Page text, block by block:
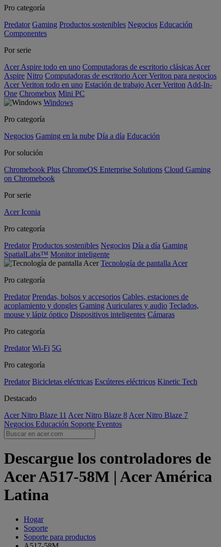
Pro categoría
Predator Gaming Productos sostenibles Negocios Educación
Componentes
Por serie
Acer Aspire todo en uno Computadoras de escritorio clásicas Acer
Aspire Nitro Computadoras de escritorio Acer Veriton para negocios
Acer Veriton todo en uno Estación de trabajo Acer Veriton Add-In-
One Chromebox Mini PC
Windows
Pro categoría
Negocios Gaming en la nube Día a día Educación
Por solución
Chromebook Plus ChromeOS Enterprise Solutions Cloud Gaming
on Chromebook
Por serie
Acer Iconia
Pro categoría
Predator Productos sostenibles Negocios Día a día Gaming
SpatialLabs™ Monitor inteligente
Tecnología de pantalla Acer
Pro categoría
Predator Prendas, bolsos y accesorios Cables, estaciones de
acoplamiento y dongles Gaming Auriculares y audio Teclados,
mouse y lápiz óptico Dispositivos inteligentes Cámaras
Pro categoría
Predator Wi-Fi 5G
Pro categoría
Predator Bicicletas eléctricas Escúteres eléctricos Kinetic Tech
Destacado
Acer Nitro Blaze 11 Acer Nitro Blaze 8 Acer Nitro Blaze 7
Negocios Educación Soporte Eventos
Descargue los controladores de
Acer A517-58M | Acer América
Latina
Hogar
Soporte
Soporte para productos